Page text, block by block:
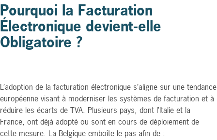
Pourquoi la Facturation
Électronique devient-elle
Obligatoire ?
L’adoption de la facturation électronique s’aligne sur une tendance
européenne visant à moderniser les systèmes de facturation et à
réduire les écarts de TVA. Plusieurs pays, dont l’Italie et la
France, ont déjà adopté ou sont en cours de déploiement de
cette mesure. La Belgique emboîte le pas afin de :